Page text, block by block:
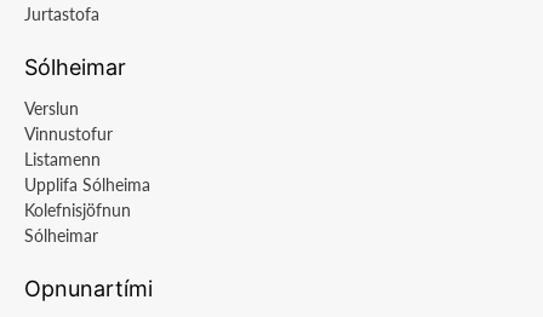
Jurtastofa
Sólheimar
Verslun
Vinnustofur
Listamenn
Upplifa Sólheima
Kolefnisjöfnun
Sólheimar
Opnunartími